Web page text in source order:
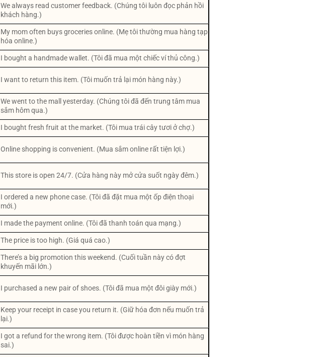
We always read customer feedback. (Chúng tôi luôn đọc phản hồi
khách hàng.)
My mom often buys groceries online. (Mẹ tôi thường mua hàng tạp
hóa online.)
I bought a handmade wallet. (Tôi đã mua một chiếc ví thủ công.)
I want to return this item. (Tôi muốn trả lại món hàng này.)
We went to the mall yesterday. (Chúng tôi đã đến trung tâm mua
sắm hôm qua.)
I bought fresh fruit at the market. (Tôi mua trái cây tươi ở chợ.)
Online shopping is convenient. (Mua sắm online rất tiện lợi.)
This store is open 24/7. (Cửa hàng này mở cửa suốt ngày đêm.)
I ordered a new phone case. (Tôi đã đặt mua một ốp điện thoại
mới.)
I made the payment online. (Tôi đã thanh toán qua mạng.)
The price is too high. (Giá quá cao.)
There’s a big promotion this weekend. (Cuối tuần này có đợt
khuyến mãi lớn.)
I purchased a new pair of shoes. (Tôi đã mua một đôi giày mới.)
Keep your receipt in case you return it. (Giữ hóa đơn nếu muốn trả
lại.)
I got a refund for the wrong item. (Tôi được hoàn tiền vì món hàng
sai.)